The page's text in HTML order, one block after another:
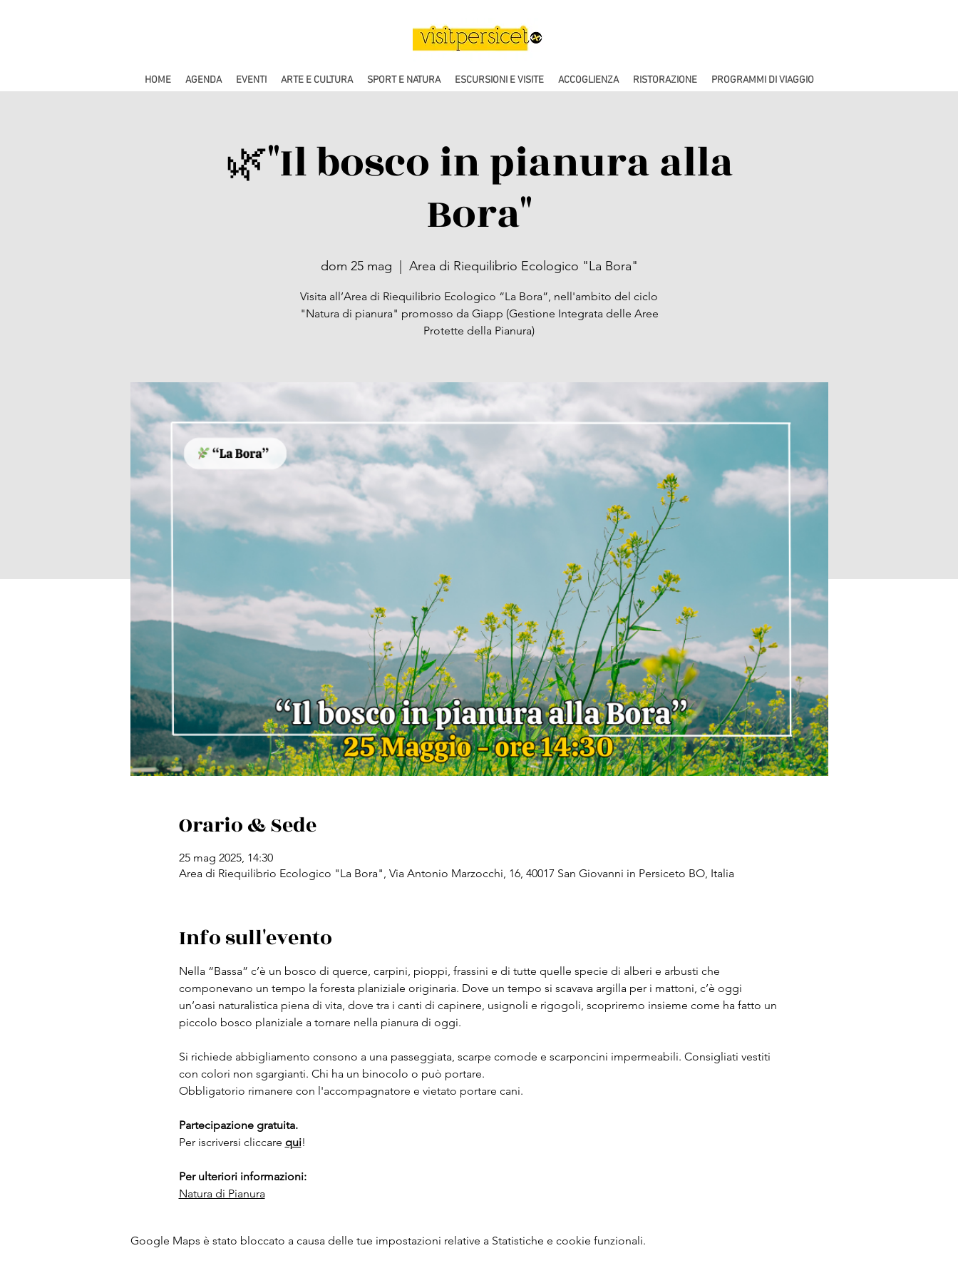
HOME AGENDA EVENTI ARTE E CULTURA SPORT E NATURA ESCURSIONI E VISITE ACCOGLIENZA RISTORAZIONE PROGRAMMI DI VIAGGIO
🌿"Il bosco in pianura alla
Bora"
dom 25 mag Area di Riequilibrio Ecologico "La Bora"
Visita all’Area di Riequilibrio Ecologico “La Bora”, nell'ambito del ciclo
"Natura di pianura" promosso da Giapp (Gestione Integrata delle Aree
Protette della Pianura)
Orario & Sede
25 mag 2025, 14:30
Area di Riequilibrio Ecologico "La Bora", Via Antonio Marzocchi, 16, 40017 San Giovanni in Persiceto BO, Italia
Info sull'evento
Nella “Bassa” c’è un bosco di querce, carpini, pioppi, frassini e di tutte quelle specie di alberi e arbusti che
componevano un tempo la foresta planiziale originaria. Dove un tempo si scavava argilla per i mattoni, c’è oggi
un’oasi naturalistica piena di vita, dove tra i canti di capinere, usignoli e rigogoli, scopriremo insieme come ha fatto un
piccolo bosco planiziale a tornare nella pianura di oggi.
Si richiede abbigliamento consono a una passeggiata, scarpe comode e scarponcini impermeabili. Consigliati vestiti
con colori non sgargianti. Chi ha un binocolo o può portare.
Obbligatorio rimanere con l'accompagnatore e vietato portare cani.
Partecipazione gratuita.
Per iscriversi cliccare qui!
Per ulteriori informazioni:
Natura di Pianura
Google Maps è stato bloccato a causa delle tue impostazioni relative a Statistiche e cookie funzionali.